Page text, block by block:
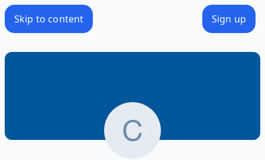
Skip to content Sign up